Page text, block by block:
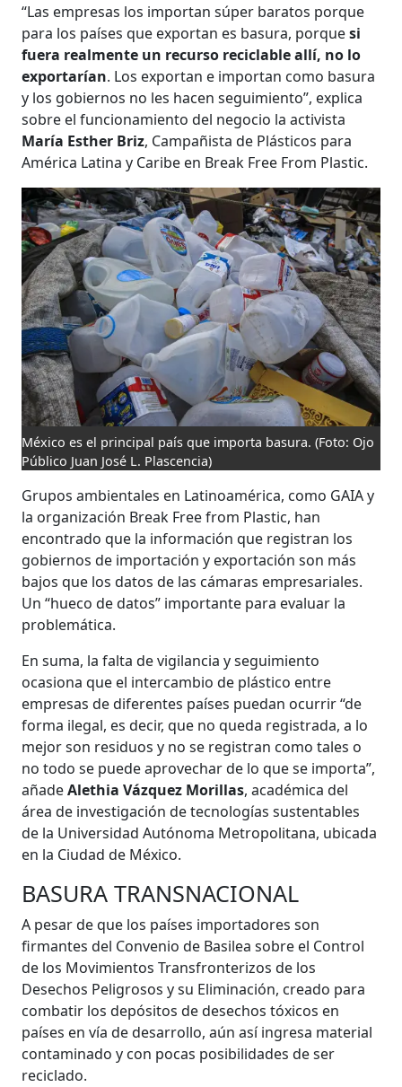
“Las empresas los importan súper baratos porque
para los países que exportan es basura, porquesi
fuera realmente un recurso reciclable allí, no lo
exportarían. Los exportan e importan como basura
y los gobiernos no les hacen seguimiento”, explica
sobre el funcionamiento del negocio la activista
María Esther Briz, Campañista de Plásticos para
América Latina y Caribe en Break Free From Plastic.
México es el principal país que importa basura.(Foto: Ojo
Público Juan José L. Plascencia)
Grupos ambientales en Latinoamérica, como GAIA y
la organización Break Free from Plastic, han
encontrado que la información que registran los
gobiernos de importación y exportación son más
bajos que los datos de las cámaras empresariales.
Un “hueco de datos” importante para evaluar la
problemática.
En suma, la falta de vigilancia y seguimiento
ocasiona que el intercambio de plástico entre
empresas de diferentes países puedan ocurrir “de
forma ilegal, es decir, que no queda registrada, a lo
mejor son residuos y no se registran como tales o
no todo se puede aprovechar de lo que se importa”,
añadeAlethia Vázquez Morillas, académica del
área de investigación de tecnologías sustentables
de la Universidad Autónoma Metropolitana, ubicada
en la Ciudad de México.
BASURA TRANSNACIONAL
A pesar de que los países importadores son
firmantes del Convenio de Basilea sobre el Control
de los Movimientos Transfronterizos de los
Desechos Peligrosos y su Eliminación, creado para
combatir los depósitos de desechos tóxicos en
países en vía de desarrollo, aún así ingresa material
contaminado y con pocas posibilidades de ser
reciclado.